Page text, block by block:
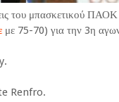
του μπασκετικού
με 75-70) για την 3η
Renfro.